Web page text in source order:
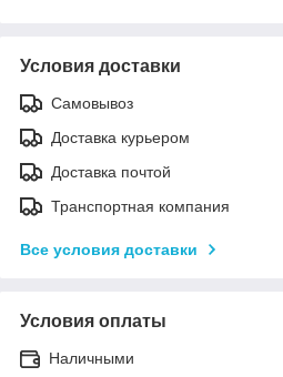
Условия доставки
Самовывоз
Доставка курьером
Доставка почтой
Транспортная компания
Все условия доставки
Условия оплаты
Наличными